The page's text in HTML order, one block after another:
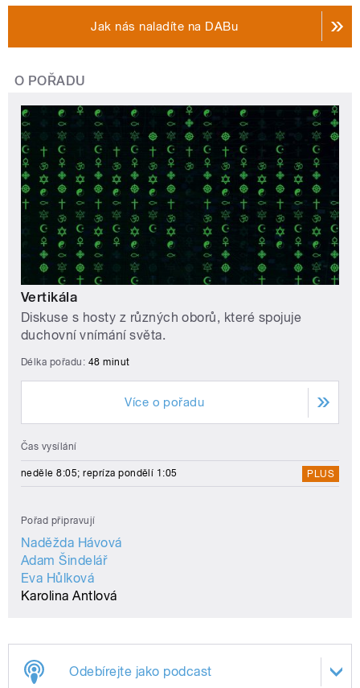
Jak nás naladíte na DABu
O POŘADU
Vertikála
Diskuse s hosty z různých oborů, které spojuje
duchovní vnímání světa.
Délka pořadu: 48 minut
Více o pořadu
Čas vysílání
neděle 8:05; repríza pondělí 1:05 PLUS
Pořad připravují
Naděžda Hávová
Adam Šindelář
Eva Hůlková
Karolina Antlová
Odebírejte jako podcast